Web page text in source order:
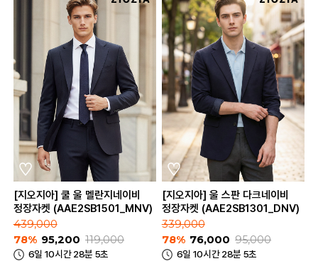
[지오지아] 쿨 울 멜란지네이비
정장자켓 (AAE2SB1501_MNV)
439,000
78% 95,200 119,000
6일 10시간 28분 5초
[지오지아] 울 스판 다크네이비
정장자켓 (AAE2SB1301_DNV)
339,000
78% 76,000 95,000
6일 10시간 28분 5초